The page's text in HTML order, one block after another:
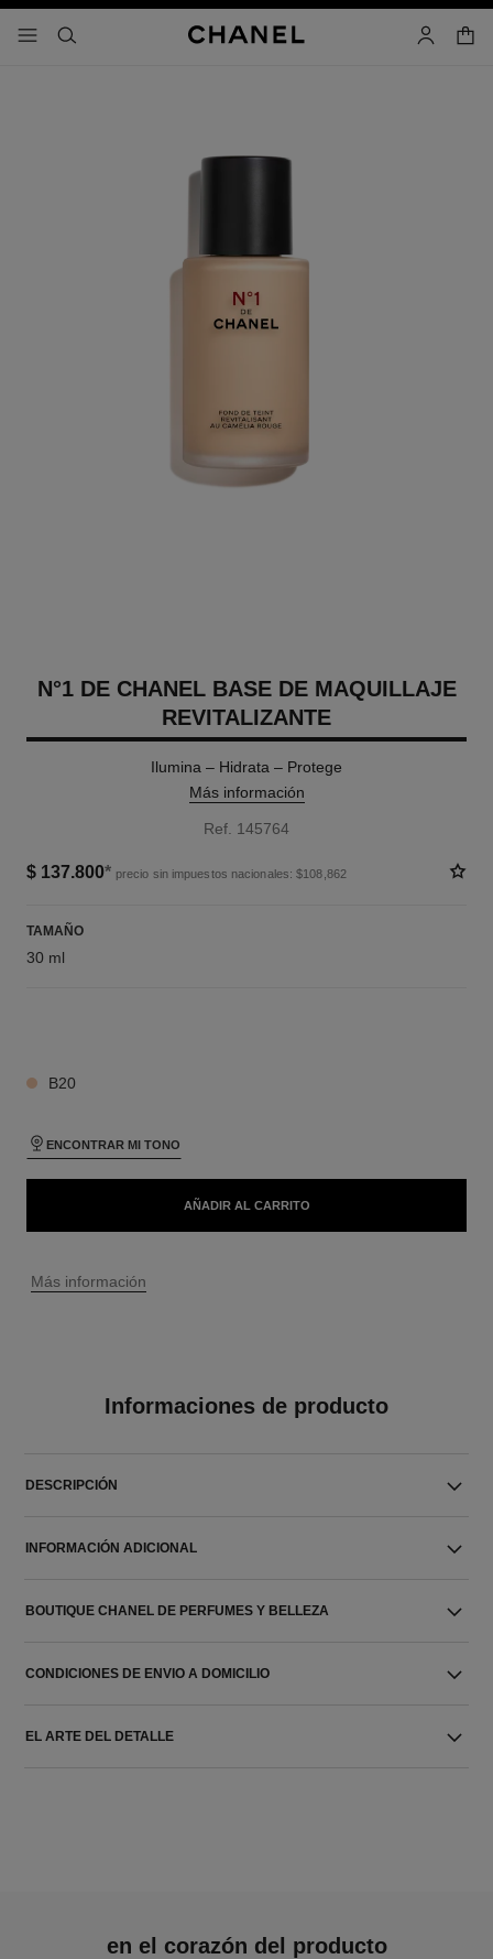
- navegación principal
buscar cuenta
N°1 DE CHANEL BASE DE MAQUILLAJE
REVITALIZANTE
Ilumina – Hidrata – Protege
Más información
Ref. 145764
$ 137.800* precio sin impuestos nacionales: $108,862
TAMAÑO
30 ml
B20
ENCONTRAR MI TONO
AÑADIR AL CARRITO
↩
Más información
Informaciones de producto
DESCRIPCIÓN
INFORMACIÓN ADICIONAL
BOUTIQUE CHANEL DE PERFUMES Y BELLEZA
CONDICIONES DE ENVIO A DOMICILIO
EL ARTE DEL DETALLE
en el corazón del producto